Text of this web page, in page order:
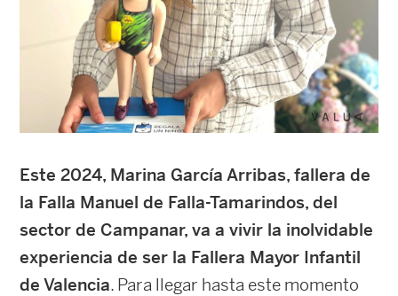
Este 2024, Marina García Arribas, fallera de
la Falla Manuel de Falla-Tamarindos, del
sector de Campanar, va a vivir la inolvidable
experiencia de ser la Fallera Mayor Infantil
de Valencia. Para llegar hasta este momento